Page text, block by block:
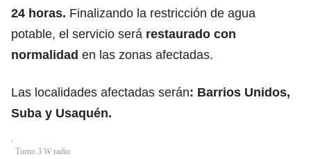
24 horas. Finalizando la restricción de agua
potable, el servicio será restaurado con
normalidad en las zonas afectadas.
Las localidades afectadas serán: Barrios Unidos,
Suba y Usaquén.
Turno 3 W radio